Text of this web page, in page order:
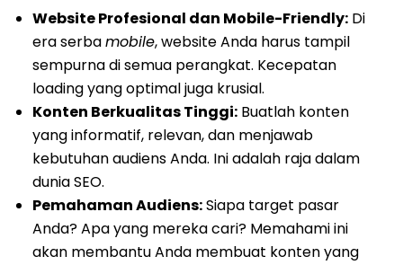
Website Profesional dan Mobile-Friendly: Di
era serbamobile, website Anda harus tampil
sempurna di semua perangkat. Kecepatan
loading yang optimal juga krusial.
Konten Berkualitas Tinggi: Buatlah konten
yang informatif, relevan, dan menjawab
kebutuhan audiens Anda. Ini adalah raja dalam
dunia SEO.
Pemahaman Audiens:Siapa target pasar
Anda? Apa yang mereka cari? Memahami ini
akan membantu Anda membuat konten yang